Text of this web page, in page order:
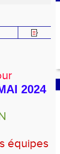
2024
équipes